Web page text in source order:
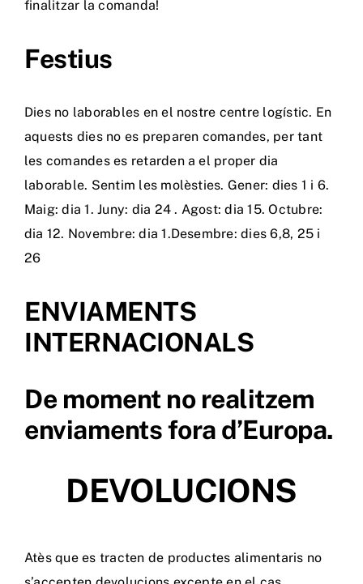
finalitzar la comanda!
Festius
Dies no laborables en el nostre centre logístic. En
aquests dies no es preparen comandes, per tant
les comandes es retarden a el proper dia
laborable. Sentim les molèsties. Gener: dies 1 i 6.
Maig: dia 1. Juny: dia 24 . Agost: dia 15. Octubre:
dia 12. Novembre: dia 1.Desembre: dies 6,8, 25 i
26
ENVIAMENTS
INTERNACIONALS
De moment no realitzem
enviaments fora d’Europa.
DEVOLUCIONS
Atès que es tracten de productes alimentaris no